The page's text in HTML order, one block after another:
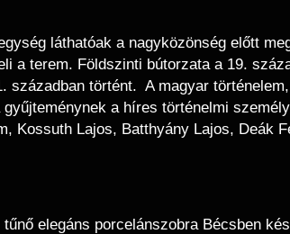
láthatóak a nagyközönség előtt
a terem. Földszinti bútorzata a 19.
században történt. A magyar
a híres történelmi
Kossuth Lajos, Batthyány Lajos, Deák
elegáns porcelánszobra Bécsben